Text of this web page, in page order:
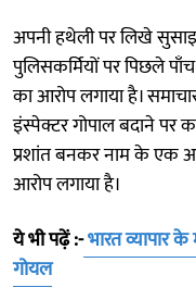
अपनी हथेली पर लिखे
पुलिसकर्मियों पर पिछले
का आरोप लगाया है।
इंस्पेक्टर गोपाल बदाने पर
प्रशांत बनकर नाम के एक
आरोप लगाया है।
ये भी पढ़ें :-भारत व्यापार
गोयल